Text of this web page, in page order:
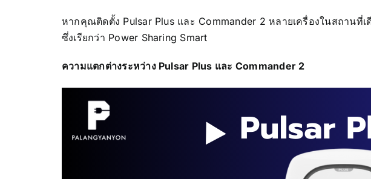
หากคุณติดตั้ง Pulsar Plus และ Commander 2 หลายเครื่องในสถาน
ซึ่งเรียกว่า Power Sharing Smart
ความแตกต่างระหว่าง Pulsar Plus และ Commander 2